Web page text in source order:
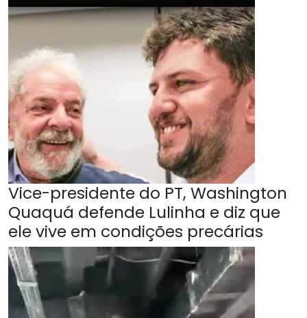
Vice-presidente do PT, Washington
Quaquá defende Lulinha e diz que
ele vive em condições precárias